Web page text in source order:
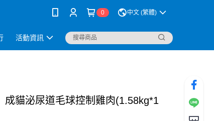
0 中文 (繁體)
活動資訊
成貓泌尿道毛球控制雞肉(1.58kg*1